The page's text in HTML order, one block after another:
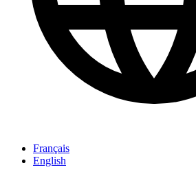
Français
English